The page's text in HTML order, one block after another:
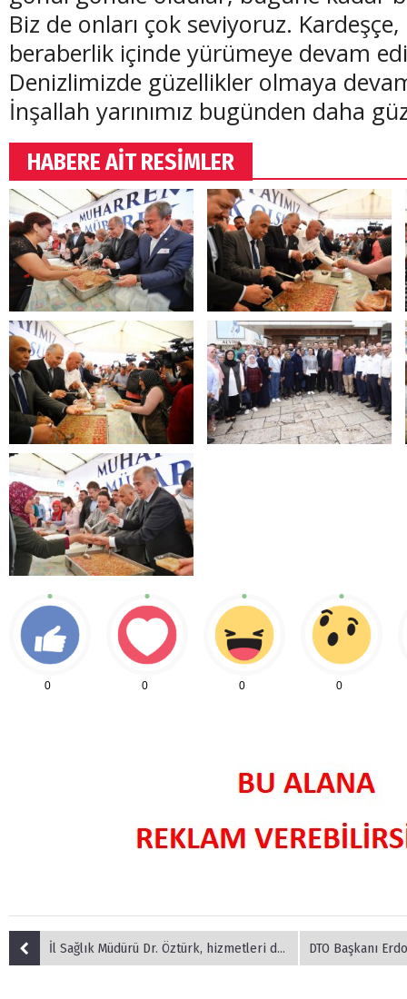
Biz de onları çok seviyoruz.
beraberlik içinde yürümeye devam
Denizlimizde güzellikler olmaya
İnşallah yarınımız bugünden daha
HABERE AİT RESİMLER
0 0 0 0
İl Sağlık Müdürü Dr. Öztürk, hizmetleri denetliyor DTO Başkanı